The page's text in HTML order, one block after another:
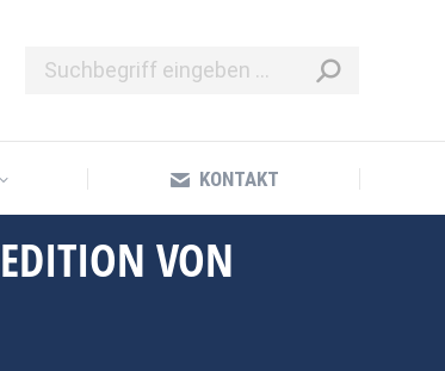
KONTAKT
VON